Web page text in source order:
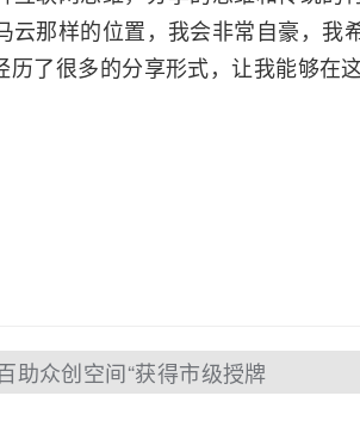
云那样的位置，我会非常自豪，我
了很多的分享形式，让我能够在
助众创空间“获得市级授牌